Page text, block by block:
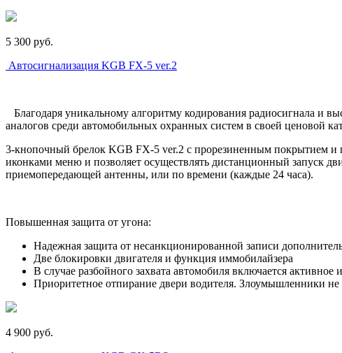
5 300 pуб.
Автосигнализация KGB FX-5 ver.2
Благодаря уникальному алгоритму кодирования радиосигнала и
аналогов среди автомобильных охранных систем в своей ценовой
3-кнопочный брелок KGB FX-5 ver.2 с прорезиненным покрытием
иконками меню и позволяет осуществлять дистанционный запуск
приемопередающей антенны, или по времени (каждые 24 часа).
Повышенная защита от угона:
Надежная защита от несанкционированной записи
Две блокировки двигателя и функция иммобилайзера
В случае разбойного захвата автомобиля включается
Приоритетное отпирание двери водителя. Злоумышленники
4 900 pуб.